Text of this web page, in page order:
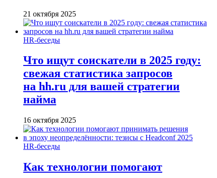
21 октября 2025
HR-беседы
Что ищут соискатели в 2025 году:
свежая статистика запросов
на hh.ru для вашей стратегии
найма
16 октября 2025
HR-беседы
Как технологии помогают